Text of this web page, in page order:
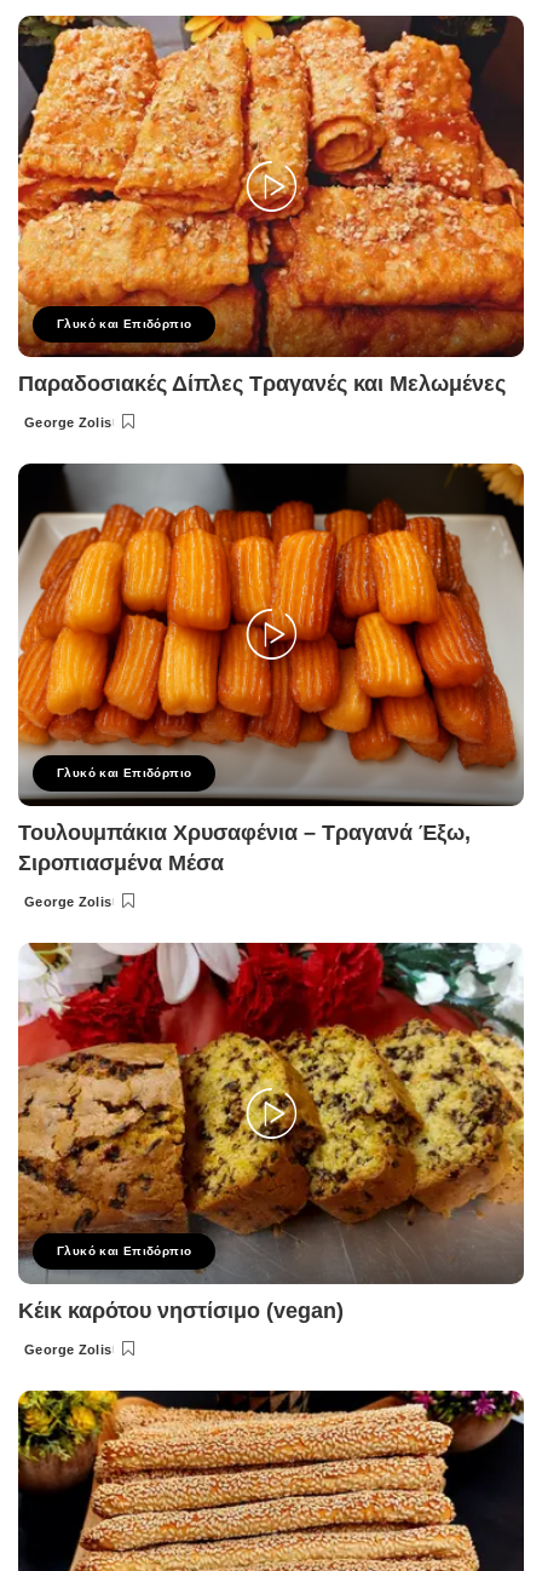
Γλυκό και Επιδόρπιο
Παραδοσιακές Δίπλες Τραγανές και Μελωμένες
Posted
George Zolis
Γλυκό και Επιδόρπιο
Τουλουμπάκια Χρυσαφένια – Τραγανά Έξω,
Σιροπιασμένα Μέσα
Posted
George Zolis
Γλυκό και Επιδόρπιο
Κέικ καρότου νηστίσιμο (vegan)
Posted
George Zolis